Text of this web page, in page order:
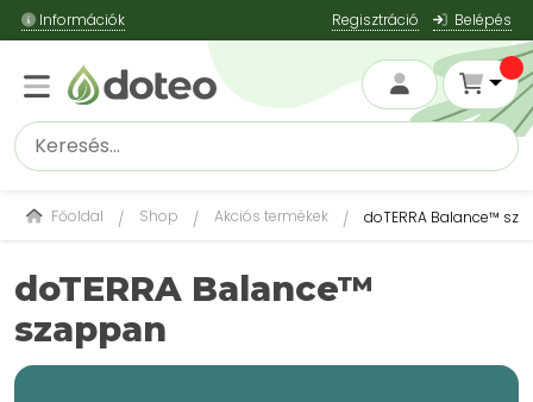
Információk Regisztráció Belépés
Főoldal Shop Akciós termékek doTERRA Balance™
doTERRA Balance™
szappan